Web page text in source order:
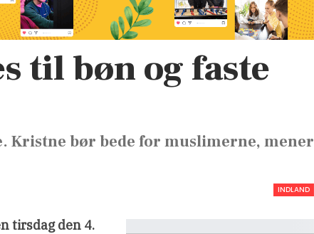
til bøn og faste
Kristne bør bede for muslimerne, mener
INDLAND
tirsdag den 4.